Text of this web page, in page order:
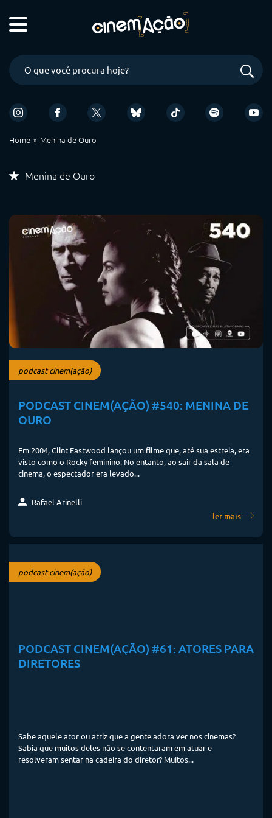
Home Menina de Ouro
Menina de Ouro
podcast cinem(ação)
PODCAST CINEM(AÇÃO) #540: MENINA DE
OURO
Em 2004, Clint Eastwood lançou um filme que, até sua estreia, era
visto como o Rocky feminino. No entanto, ao sair da sala de
cinema, o espectador era levado...
Rafael Arinelli
ler mais
podcast cinem(ação)
PODCAST CINEM(AÇÃO) #61: ATORES PARA
DIRETORES
Sabe aquele ator ou atriz que a gente adora ver nos cinemas?
Sabia que muitos deles não se contentaram em atuar e
resolveram sentar na cadeira do diretor? Muitos...